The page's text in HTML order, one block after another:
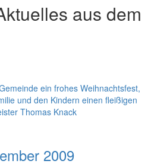
aus dem
ein frohes Weihnachtsfest,
und den Kindern einen fleißigen
Thomas Knack
2009